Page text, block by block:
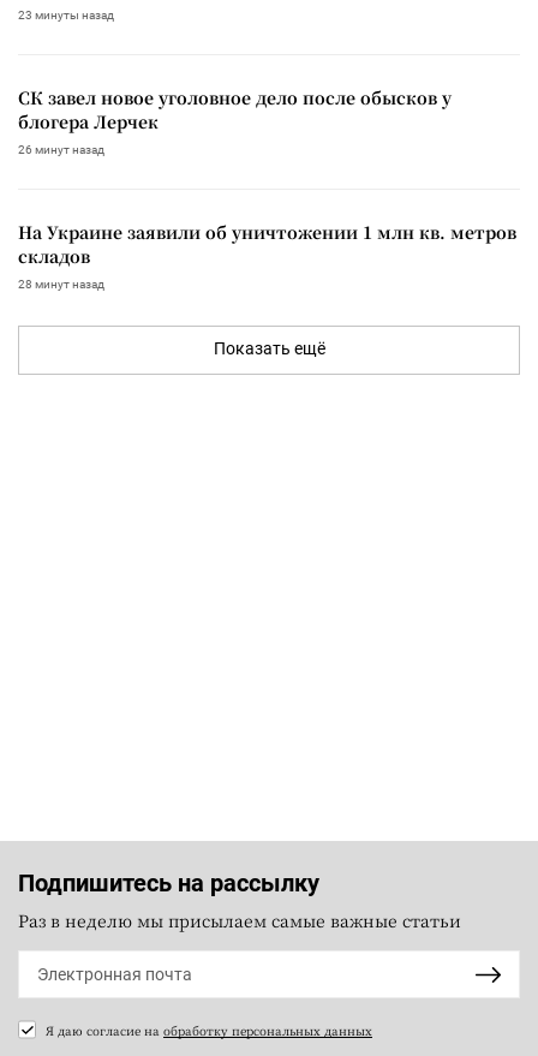
23 минуты назад
СК завел новое уголовное дело после обысков у
блогера Лерчек
26 минут назад
На Украине заявили об уничтожении 1 млн кв. метров
складов
28 минут назад
Показать ещё
Подпишитесь на рассылку
Раз в неделю мы присылаем самые важные статьи
Я даю согласие на обработку персональных данных